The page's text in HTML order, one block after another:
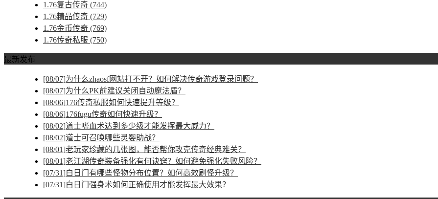
1.76复古传奇 (744)
1.76精品传奇 (729)
1.76金币传奇 (769)
1.76传奇私服 (750)
最新发布
[08/07]为什么zhaosf网站打不开？如何解决传奇游戏登录问题？
[08/07]为什么PK前建议关闭自动魔法盾？
[08/06]176传奇私服如何快速提升等级？
[08/06]176fugu传奇如何快速升级？
[08/02]道士嗜血术达到多少级才能发挥最大威力？
[08/02]道士可召唤哪些灵婴助战？
[08/01]老玩家珍藏的几张图，能否帮你攻克传奇经典难关？
[08/01]老江湖传奇装备强化有何诀窍？如何避免强化失败风险？
[07/31]白日门有哪些怪物分布位置？如何高效刷怪升级？
[07/31]白日门强身术如何正确使用才能发挥最大效果？